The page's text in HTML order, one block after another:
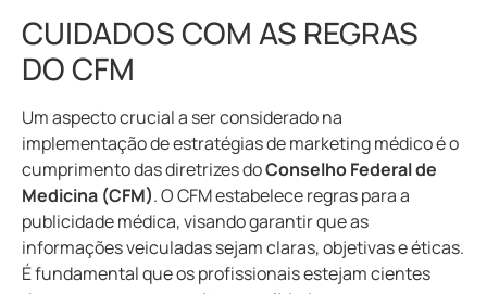
CUIDADOS COM AS REGRAS
DO CFM
Um aspecto crucial a ser considerado na
implementação de estratégias de marketing médico é o
cumprimento das diretrizes doConselho Federal de
Medicina (CFM). O CFM estabelece regras para a
publicidade médica, visando garantir que as
informações veiculadas sejam claras, objetivas e éticas.
É fundamental que os profissionais estejam cientes